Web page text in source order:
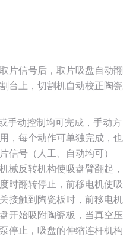
片信号后，取片吸盘自动翻
台上，切割机自动校正陶瓷
手动控制均可完成，手动方
，每个动作可单独完成，也
信号（人工、自动均可）
械反转机构使吸盘臂翻起，
时翻转停止，前移电机使吸
接触到陶瓷板时，前移电机
开始吸附陶瓷板，当真空压
停止，吸盘的伸缩连杆机构